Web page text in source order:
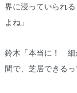
界に浸っていられ
よね」
鈴木「本当に！ 細
間で、芝居できるっ